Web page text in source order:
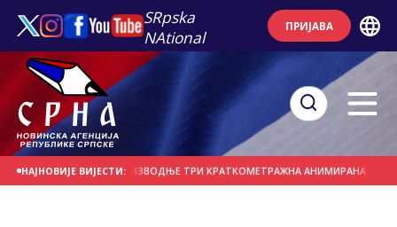
SRpska
NAtional
ПРИЈАВА
НАЈНОВИЈЕ ВИЈЕСТИ:ПРОИЗВОДЊЕ ТРИ КРАТКОМЕТРАЖНА АНИМИРАНА ФИЛМА